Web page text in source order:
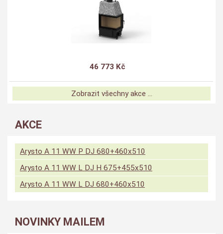
46 773 Kč
Zobrazit všechny akce ...
AKCE
Arysto A 11 WW P DJ 680+460x510
Arysto A 11 WW L DJ H 675+455x510
Arysto A 11 WW L DJ 680+460x510
NOVINKY MAILEM